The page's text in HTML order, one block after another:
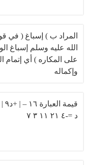
المراد ب ) إسباغ ( في
الله عليه وسلم إسباغ
على المكاره ) أي إتمام
وإكماله
د =-٤ ٢١ ١١ ٣ ٧